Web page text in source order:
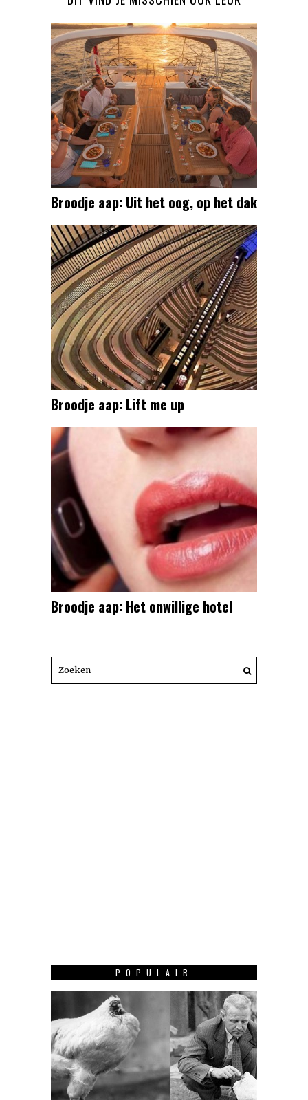
Broodje aap: Uit het oog, op het dak
Broodje aap: Lift me up
Broodje aap: Het onwillige hotel
POPULAIR